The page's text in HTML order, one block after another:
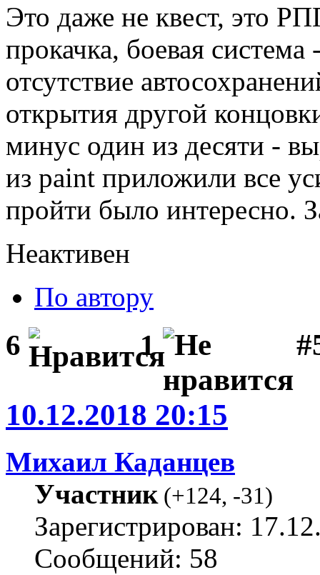
Это даже не квест, это
прокачка, боевая
отсутствие
открытия другой
минус один из десяти -
из paint приложили все
пройти было интересно.
Неактивен
По автору
6 1
10.12.2018 20:15
Михаил Каданцев
Участник(+124, -31)
Зарегистрирован:
Сообщений: 58